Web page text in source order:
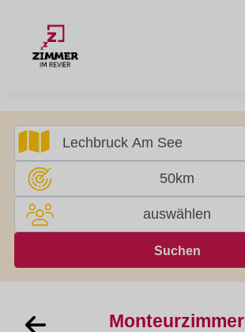
50km
auswählen
Monteurzimmer